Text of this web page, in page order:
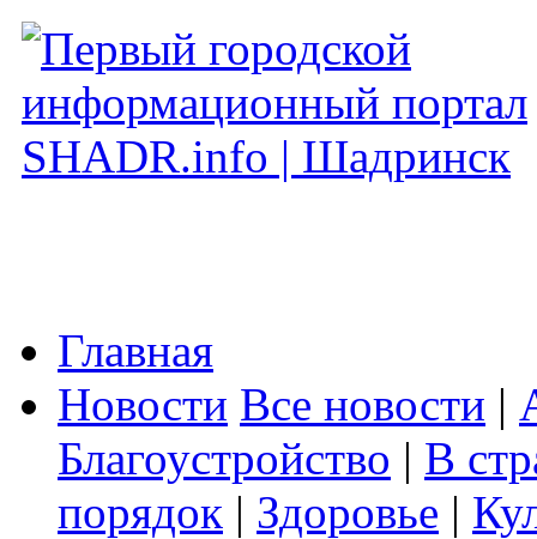
Главная
Новости Все новости |
Благоустройство | В
порядок | Здоровье |